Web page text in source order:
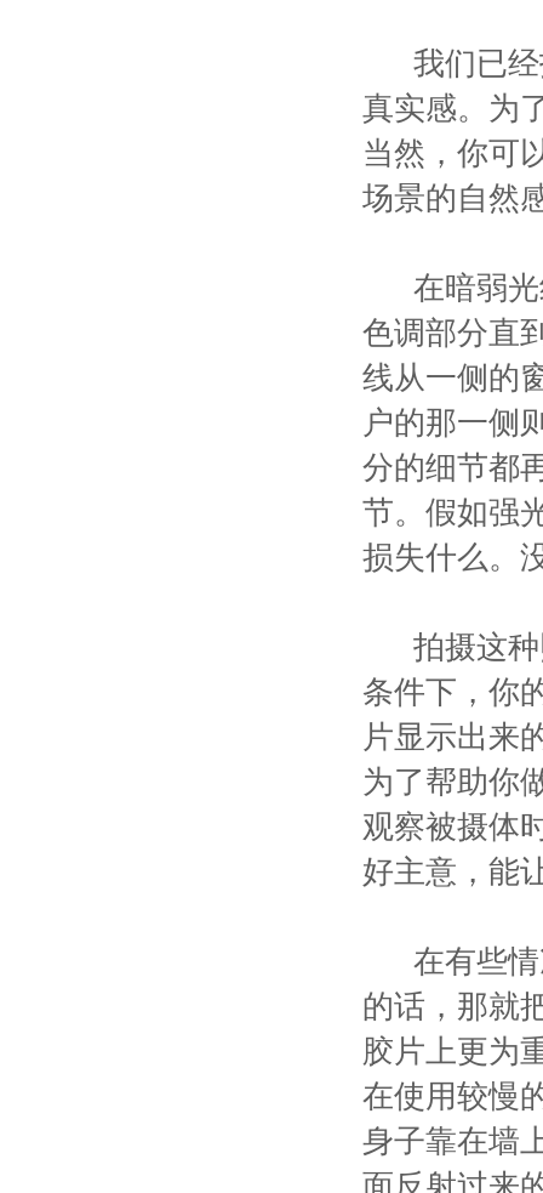
我们已经
真实感。为
当然，你可
场景的自然
在暗弱光
色调部分直
线从一侧的
户的那一侧
分的细节都
节。假如强
损失什么。
拍摄这种
条件下，你
片显示出来
为了帮助你
观察被摄体
好主意，能
在有些情
的话，那就
胶片上更为
在使用较慢
身子靠在墙
面反射过来